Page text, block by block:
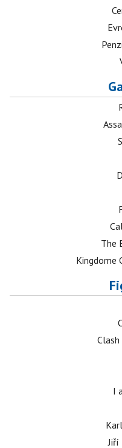
The
Kingdome
I
Jiří